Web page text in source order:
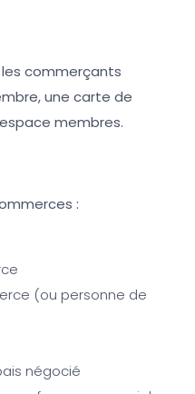
les commerçants
une carte de
membres.
:
(ou personne de
négocié